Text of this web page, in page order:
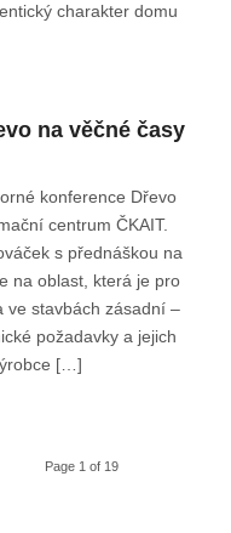
charakter domu
na věčné časy
konference Dřevo
centrum ČKAIT.
s přednáškou na
na oblast, která je pro
ve stavbách zásadní –
požadavky a jejich
[…]
Page 1 of 19